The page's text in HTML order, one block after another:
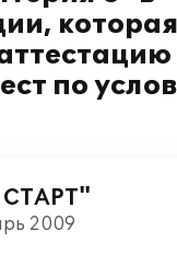
которая
по
2009